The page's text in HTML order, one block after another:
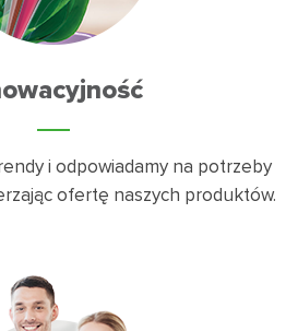
i odpowiadamy na potrzeby
ofertę naszych produktów.